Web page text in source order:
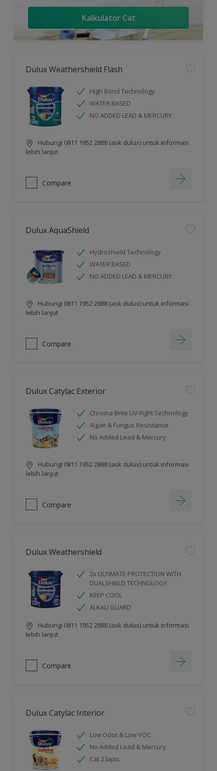
Kalkulator Cat
Dulux Weathershield Flash
High Bond Technology
WATER BASED
NO ADDED LEAD & MERCURY
Hubungi 0811 1952 2888 (ask dulux) untuk informasi
lebih lanjut
Compare
Dulux AquaShield
Hydroshield Technology
WATER BASED
NO ADDED LEAD & MERCURY
Hubungi 0811 1952 2888 (ask dulux) untuk informasi
lebih lanjut
Compare
Dulux Catylac Exterior
Chroma Brite UV-Fight Technology
Algae & Fungus Resistance
No Added Lead & Mercury
Hubungi 0811 1952 2888 (ask dulux) untuk informasi
lebih lanjut
Compare
Dulux Weathershield
2x ULTIMATE PROTECTION WITH
DUALSHIELD TECHNOLOGY
KEEP COOL
ALKALI GUARD
Hubungi 0811 1952 2888 (ask dulux) untuk informasi
lebih lanjut
Compare
Dulux Catylac Interior
Low Odor & Low VOC
No Added Lead & Mercury
Cat 2 lapis